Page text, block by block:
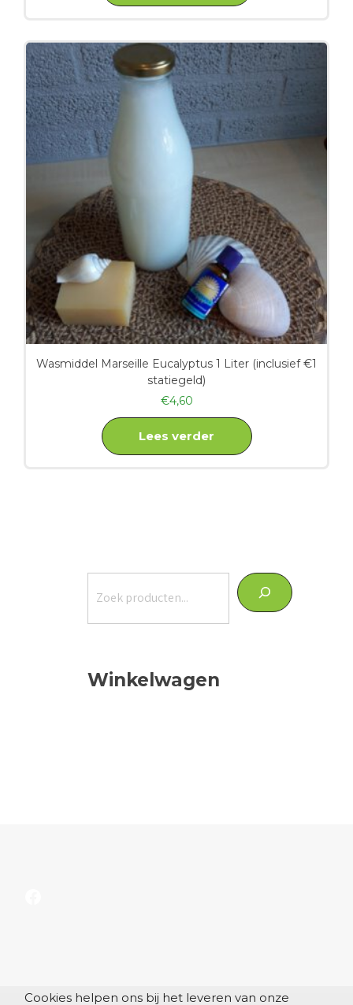
Wasmiddel Marseille Eucalyptus 1 Liter (inclusief €1
statiegeld)
€4,60
Lees verder
Winkelwagen
Cookies helpen ons bij het leveren van onze